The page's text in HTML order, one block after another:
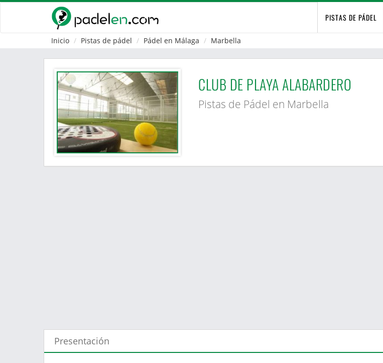
PISTAS DE PÁDEL
Inicio Pistas de pádel Pádel en Málaga Marbella
CLUB DE PLAYA ALABARDERO
Pistas de Pádel en Marbella
Presentación